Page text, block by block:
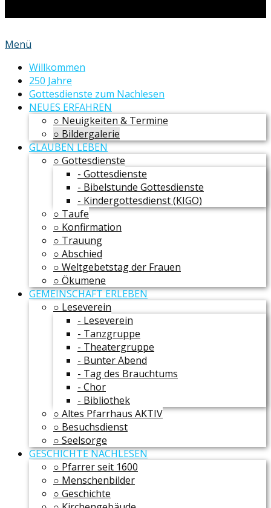
Menü
Willkommen
250 Jahre
Gottesdienste zum Nachlesen
NEUES ERFAHREN
○ Neuigkeiten & Termine
○ Bildergalerie
GLAUBEN LEBEN
○ Gottesdienste
- Gottesdienste
- Bibelstunde Gottesdienste
- Kindergottesdienst (KIGO)
○ Taufe
○ Konfirmation
○ Trauung
○ Abschied
○ Weltgebetstag der Frauen
○ Ökumene
GEMEINSCHAFT ERLEBEN
○ Leseverein
- Leseverein
- Tanzgruppe
- Theatergruppe
- Bunter Abend
- Tag des Brauchtums
- Chor
- Bibliothek
○ Altes Pfarrhaus AKTIV
○ Besuchsdienst
○ Seelsorge
GESCHICHTE NACHLESEN
○ Pfarrer seit 1600
○ Menschenbilder
○ Geschichte